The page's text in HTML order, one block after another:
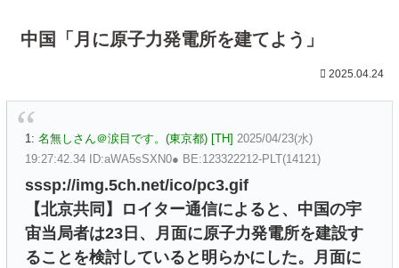
中国「月に原子力発電所を建てよう」
2025.04.24
1: 名無しさん＠涙目です。(東京都) [TH] 2025/04/23(水)
19:27:42.34 ID:aWA5sSXN0● BE:123322212-PLT(14121)
sssp://img.5ch.net/ico/pc3.gif
【北京共同】ロイター通信によると、中国の宇
宙当局者は23日、月面に原子力発電所を建設す
ることを検討していると明らかにした。月面に